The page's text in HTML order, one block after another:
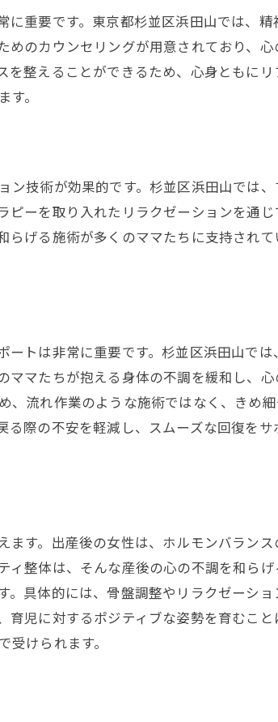
トレスを和らげるマタニティ整体
での産後ケア体験談
アで得られるリフレッシュ効果
によるアフターケアサービスの内容
の産後サポート施設の特徴
の心身ケアがもたらす安心感
アプログラムの選び方
評判の産後サポートサービス紹介
日常へ導く浜田山のマタニティ整体の魅力
得られる心の安定とその効果
で評判の整体セッション内容
のストレス解消法とは
もたらす身体のリフレッシュ効果
を応援する浜田山の骨盤調整と心のケア
整の基礎知識
アを重視した産後サポート
の体調改善に効果的な方法
での実績あるケアプラン紹介
重要です。東京都杉並区浜田山では、
のカウンセリングが用意されており、
整えることができるため、心身ともに
。
技術が効果的です。杉並区浜田山では
ーを取り入れたリラクゼーションを通
げる施術が多くのママたちに支持され
トは非常に重要です。杉並区浜田山で
マたちが抱える身体の不調を緩和し、
、流れ作業のような施術ではなく、きめ
際の不安を軽減し、スムーズな回復を
す。出産後の女性は、ホルモンバラン
ィ整体は、そんな産後の心の不調を和ら
。具体的には、骨盤調整やリラクゼーシ
育児に対するポジティブな姿勢を育むこ
けられます。